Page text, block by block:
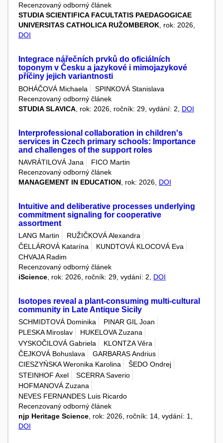
Recenzovaný odborný článek
STUDIA SCIENTIFICA FACULTATIS PAEDAGOGICAE
UNIVERSITAS CATHOLICA RUŽOMBEROK, rok: 2026,
DOI
Integrace nářečních prvků do oficiálních
toponym v Česku a jazykové i mimojazykové
příčiny jejich variantnosti
BOHÁČOVÁ Michaela
SPINKOVÁ Stanislava
Recenzovaný odborný článek
STUDIA SLAVICA , rok: 2026, ročník: 29, vydání: 2, DOI
Interprofessional collaboration in children's
services in Czech primary schools: Importance
and challenges of the support roles
NAVRÁTILOVÁ Jana
FICO Martin
Recenzovaný odborný článek
MANAGEMENT IN EDUCATION , rok: 2026, DOI
Intuitive and deliberative processes underlying
commitment signaling for cooperative
assortment
LANG Martin
RUŽIČKOVÁ Alexandra
ČELLÁROVÁ Katarína
KUNDTOVÁ KLOCOVÁ Eva
CHVAJA Radim
Recenzovaný odborný článek
iScience , rok: 2026, ročník: 29, vydání: 2, DOI
Isotopes reveal a plant-consuming multi-cultural
community in Late Antique Sicily
SCHMIDTOVÁ Dominika
PINAR GIL Joan
PLESKA Miroslav
HUKELOVA Zuzana
VYSKOČILOVÁ Gabriela
KLONTZA Věra
ČEJKOVÁ Bohuslava
GARBARAS Andrius
CIESZYŃSKA Weronika Karolina
ŠEDO Ondrej
STEINHOF Axel
SCERRA Saverio
HOFMANOVÁ Zuzana
NEVES FERNANDES Luis Ricardo
Recenzovaný odborný článek
njp Heritage Science , rok: 2026, ročník: 14, vydání: 1,
DOI